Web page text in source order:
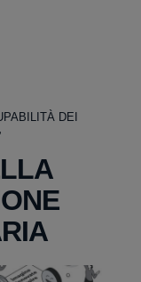
DEI